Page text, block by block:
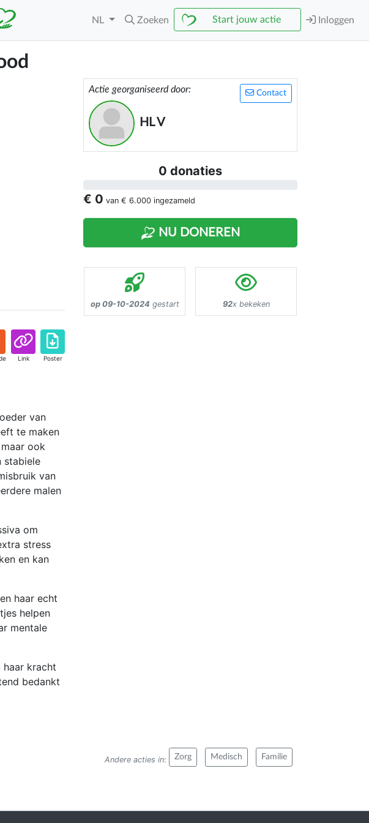
NL Zoeken Start jouw actie Inloggen
Link Poster
van
te maken
ook
stabiele
van
malen
om
stress
en kan
haar echt
helpen
mentale
haar kracht
bedankt
Contact
Actie georganiseerd door:
HL V
0 donaties
€ 0 van € 6.000 ingezameld
NU DONEREN
op 09-10-2024 gestart 92x bekeken
Andere acties in: Zorg Medisch Familie